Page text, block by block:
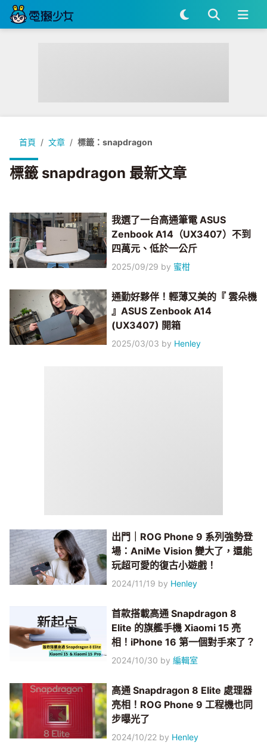
首頁 文章 標籤：snapdragon
標籤 snapdragon 最新文章
我選了一台高通筆電 ASUS
Zenbook A14（UX3407）不到
四萬元、低於一公斤
2025/09/29 by 蜜柑
通勤好夥伴！輕薄又美的『 雲朵機
』ASUS Zenbook A14
(UX3407) 開箱
2025/03/03 by Henley
出門｜ROG Phone 9 系列強勢登
場：AniMe Vision 變大了，還能
玩超可愛的復古小遊戲！
2024/11/19 by Henley
首款搭載高通 Snapdragon 8
Elite 的旗艦手機 Xiaomi 15 亮
相！iPhone 16 第一個對手來了？
2024/10/30 by編輯室
高通 Snapdragon 8 Elite 處理器
亮相！ROG Phone 9 工程機也同
步曝光了
2024/10/22 by Henley